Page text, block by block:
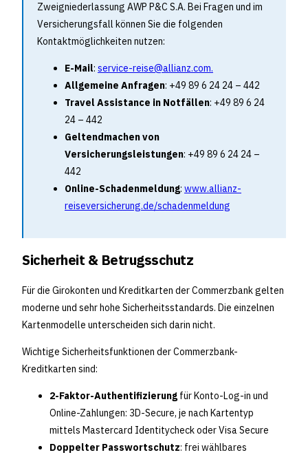
Zweigniederlassung AWP P&C S.A. Bei Fragen und im
Versicherungsfall können Sie die folgenden
Kontaktmöglichkeiten nutzen:
E-Mail: service-reise@allianz.com.
Allgemeine Anfragen: +49 89 6 24 24 – 442
Travel Assistance in Notfällen: +49 89 6 24
24 – 442
Geltendmachen von
Versicherungsleistungen: +49 89 6 24 24 –
442
Online-Schadenmeldung: www.allianz-
reiseversicherung.de/schadenmeldung
Sicherheit & Betrugsschutz
Für die Girokonten und Kreditkarten der Commerzbank gelten
moderne und sehr hohe Sicherheitsstandards. Die einzelnen
Kartenmodelle unterscheiden sich darin nicht.
Wichtige Sicherheitsfunktionen der Commerzbank-
Kreditkarten sind:
2-Faktor-Authentifizierung für Konto-Log-in und
Online-Zahlungen: 3D-Secure, je nach Kartentyp
mittels Mastercard Identitycheck oder Visa Secure
Doppelter Passwortschutz: frei wählbares